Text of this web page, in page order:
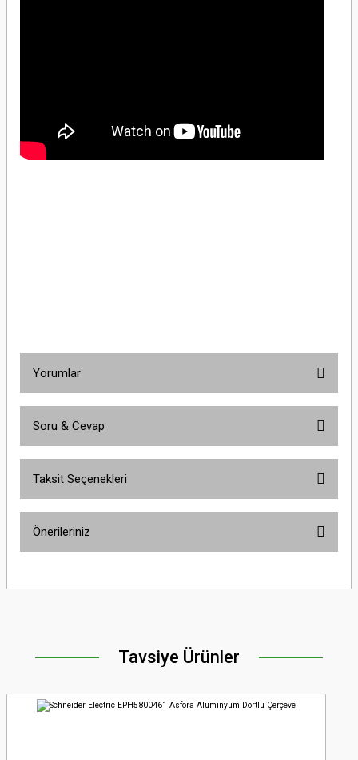
Yorumlar
Soru & Cevap
Taksit Seçenekleri
Önerileriniz
yetersiz gördüğünüz noktaları öneri formunu kullanarak tarafımıza
Ürün resmi kalitesiz, bozuk veya görüntülenemiyor.
Ürün bilgilerinde hatalar bulunuyor.
Tavsiye Ürünler